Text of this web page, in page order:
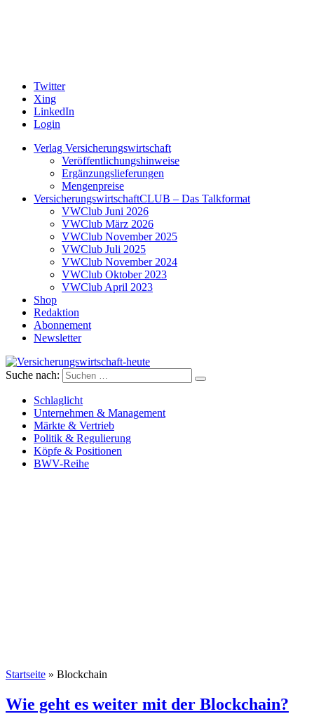
Twitter
Xing
LinkedIn
Login
Verlag Versicherungswirtschaft
Veröffentlichungshinweise
Ergänzungslieferungen
Mengenpreise
VersicherungswirtschaftCLUB – Das Talkformat
VWClub Juni 2026
VWClub März 2026
VWClub November 2025
VWClub Juli 2025
VWClub November 2024
VWClub Oktober 2023
VWClub April 2023
Shop
Redaktion
Abonnement
Newsletter
Versicherungswirtschaft-heute
Suche nach:
Schlaglicht
Unternehmen & Management
Märkte & Vertrieb
Politik & Regulierung
Köpfe & Positionen
BWV-Reihe
Startseite » Blockchain
Wie geht es weiter mit der Blockchain?